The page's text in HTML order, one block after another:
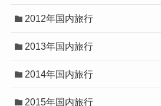
2012年国内旅行
2013年国内旅行
2014年国内旅行
2015年国内旅行